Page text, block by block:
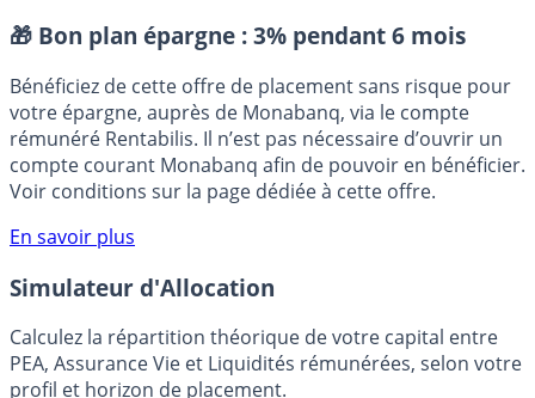
🎁 Bon plan épargne : 3% pendant 6 mois
Bénéficiez de cette offre de placement sans risque pour
votre épargne, auprès de Monabanq, via le compte
rémunéré Rentabilis. Il n’est pas nécessaire d’ouvrir un
compte courant Monabanq afin de pouvoir en bénéficier.
Voir conditions sur la page dédiée à cette offre.
En savoir plus
Simulateur d'Allocation
Calculez la répartition théorique de votre capital entre
PEA, Assurance Vie et Liquidités rémunérées, selon votre
profil et horizon de placement.